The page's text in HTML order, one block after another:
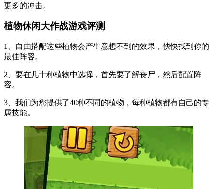
更多的冲击。
植物休闲大作战游戏评测
1、自由搭配这些植物会产生意想不到的效果，快快找到你的
最佳阵容。
2、要在几十种植物中选择，首先要了解丧尸，然后配置阵
容。
3、我们为您提供了40种不同的植物，每种植物都有自己的专
属技能。